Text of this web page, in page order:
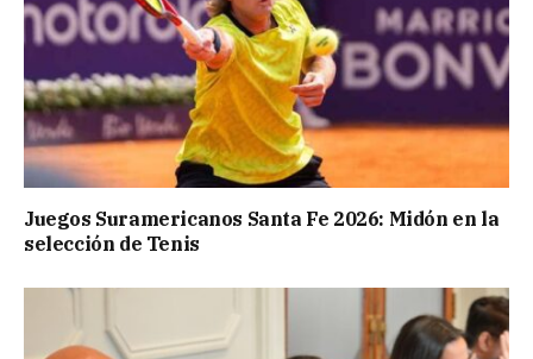
Juegos Suramericanos Santa Fe 2026: Midón en la
selección de Tenis